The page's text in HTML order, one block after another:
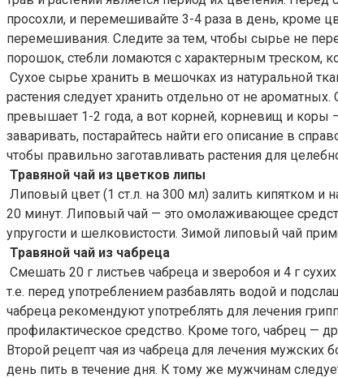
просохли, и перемешивайте 3-4 раза в день, кроме
перемешивания. Следите за тем, чтобы сырье не
порошок, стебли ломаются с характерным треском,
Сухое сырье хранить в мешочках из натуральной
растения следует хранить отдельно от не
превышает 1-2 года, а вот корней, корневищ и коры
заваривать, постарайтесь найти его описание в
чтобы правильно заготавливать растения для
Травяной чай из цветков липы
Липовый цвет (1 ст.л. на 300 мл) залить кипятком и
20 минут. Липовый чай — это омолаживающее
упругости и шелковистости. Зимой липовый чай
Травяной чай из чабреца
Смешать 20 г листьев чабреца и зверобоя и 4 г
т.е. перед употреблением разбавлять водой и
чабреца рекомендуют употреблять для лечения
профилактическое средство. Кроме того, чабрец —
Второй рецепт чая из чабреца для лечения мужских
день пить в течение дня. К тому же мужчинам